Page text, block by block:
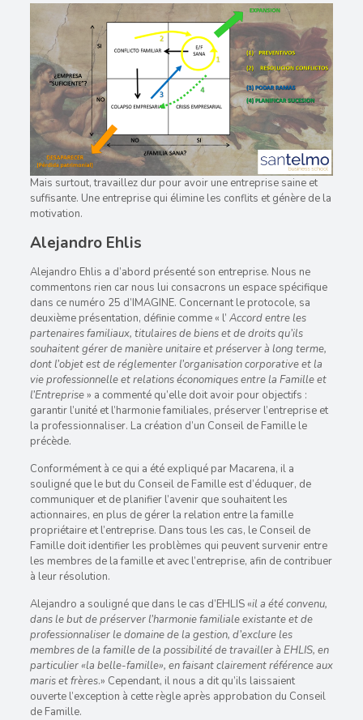
Mais surtout, travaillez dur pour avoir une entreprise saine et
suffisante. Une entreprise qui élimine les conflits et génère de la
motivation.
Alejandro Ehlis
Alejandro Ehlis a d’abord présenté son entreprise. Nous ne
commentons rien car nous lui consacrons un espace spécifique
dans ce numéro 25 d’IMAGINE. Concernant le protocole, sa
deuxième présentation, définie comme « l’ Accord entre les
partenaires familiaux, titulaires de biens et de droits qu’ils
souhaitent gérer de manière unitaire et préserver à long terme,
dont l’objet est de réglementer l’organisation corporative et la
vie professionnelle et relations économiques entre la Famille et
l’Entreprise» a commenté qu’elle doit avoir pour objectifs :
garantir l’unité et l’harmonie familiales, préserver l’entreprise et
la professionnaliser. La création d’un Conseil de Famille le
précède.
Conformément à ce qui a été expliqué par Macarena, il a
souligné que le but du Conseil de Famille est d’éduquer, de
communiquer et de planifier l’avenir que souhaitent les
actionnaires, en plus de gérer la relation entre la famille
propriétaire et l’entreprise. Dans tous les cas, le Conseil de
Famille doit identifier les problèmes qui peuvent survenir entre
les membres de la famille et avec l’entreprise, afin de contribuer
à leur résolution.
Alejandro a souligné que dans le cas d’EHLIS «il a été convenu,
dans le but de préserver l’harmonie familiale existante et de
professionnaliser le domaine de la gestion, d’exclure les
membres de la famille de la possibilité de travailler à EHLIS, en
particulier «la belle-famille», en faisant clairement référence aux
maris et frères.» Cependant, il nous a dit qu’ils laissaient
ouverte l’exception à cette règle après approbation du Conseil
de Famille.